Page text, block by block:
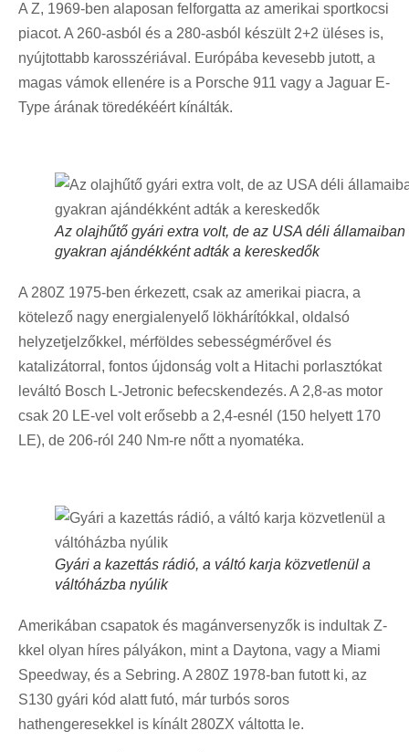
A Z, 1969-ben alaposan felforgatta az amerikai sportkocsi
piacot. A 260-asból és a 280-asból készült 2+2 üléses is,
nyújtottabb karosszériával. Európába kevesebb jutott, a
magas vámok ellenére is a Porsche 911 vagy a Jaguar E-
Type árának töredékéért kínálták.
Az olajhűtő gyári extra volt, de az USA déli államaiban
gyakran ajándékként adták a kereskedők
A 280Z 1975-ben érkezett, csak az amerikai piacra, a
kötelező nagy energialenyelő lökhárítókkal, oldalsó
helyzetjelzőkkel, mérföldes sebességmérővel és
katalizátorral, fontos újdonság volt a Hitachi porlasztókat
leváltó Bosch L-Jetronic befecskendezés. A 2,8-as motor
csak 20 LE-vel volt erősebb a 2,4-esnél (150 helyett 170
LE), de 206-ról 240 Nm-re nőtt a nyomatéka.
Gyári a kazettás rádió, a váltó karja közvetlenül a
váltóházba nyúlik
Amerikában csapatok és magánversenyzők is indultak Z-
kkel olyan híres pályákon, mint a Daytona, vagy a Miami
Speedway, és a Sebring. A 280Z 1978-ban futott ki, az
S130 gyári kód alatt futó, már turbós soros
hathengeresekkel is kínált 280ZX váltotta le.